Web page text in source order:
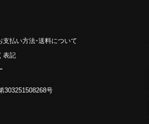
支払い方法・送料について
表記
303251508268号